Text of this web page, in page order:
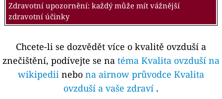
Zdravotní upozornění: každý může mít vážnější
zdravotní účinky
Chcete-li se dozvědět více o kvalitě ovzduší a
znečištění, podívejte se na téma Kvalita ovzduší na
wikipedii nebo na airnow průvodce Kvalita
ovzduší a vaše zdraví .